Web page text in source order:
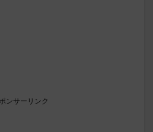
ンサーリンク